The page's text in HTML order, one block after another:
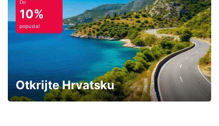
Do
10%
popusta!
Otkrijte Hrvatsku